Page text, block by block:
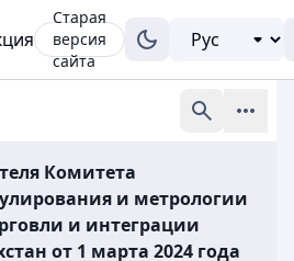
Старая
версия
сайта
Комитета
и метрологии
и интеграции
от 1 марта 2024 года